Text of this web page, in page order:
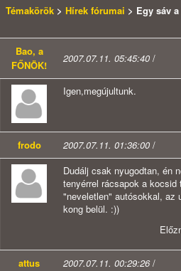
Témakörök > Hírek fórumai > Egy sáv
Bao, a
FŐNÖK!
2007.07.11. 05:45:40 /
Igen,megújultunk.
frodo 2007.07.11. 01:36:00 /
Dudálj csak nyugodtan, én
tenyérrel rácsapok a
"neveletlen" autósokkal, az
kong belül. :))
attus 2007.07.11. 00:29:26/